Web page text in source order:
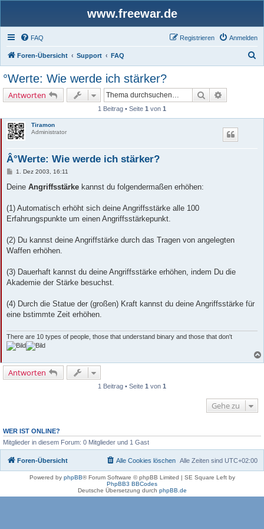
www.freewar.de
FAQ Anmelden
Registrieren
Foren-Übersicht Support FAQ
°Werte: Wie werde ich stärker?
Antworten Suche
1 Beitrag • Seite 1 von 1
Tiramon
Administrator
Â°Werte: Wie werde ich stärker?
B
i
a
g
1. Dez 2003, 16:11
Deine Angriffsstärke kannst du folgendermaßen erhöhen:
(1) Automatisch erhöht sich deine Angriffsstärke alle 100
Erfahrungspunkte um einen Angriffsstärkepunkt.
(2) Du kannst deine Angriffstärke durch das Tragen von angelegten
Waffen erhöhen.
(3) Dauerhaft kannst du deine Angriffsstärke erhöhen, indem Du die
Akademie der Stärke besuchst.
(4) Durch die Statue der (großen) Kraft kannst du deine Angriffsstärke für
eine bstimmte Zeit erhöhen.
There are 10 types of people, those that understand binary and those that don't
Antworten
1 Beitrag • Seite 1 von 1
Gehe zu
WER IST ONLINE?
Mitglieder in diesem Forum: 0 Mitglieder und 1 Gast
Foren-Übersicht Alle Zeiten sind UTC+02:00
Alle Cookies löschen
Powered by phpBB® Forum Software © phpBB Limited | SE Square Left by
PhpBB3 BBCodes
Deutsche Übersetzung durch phpBB.de